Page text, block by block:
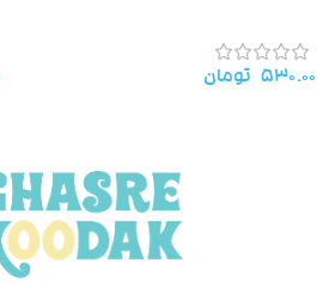
تومان